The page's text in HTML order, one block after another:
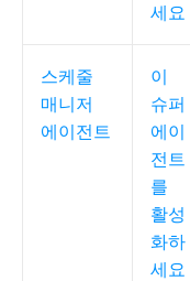
세요
스케줄
매니저
에이전트
이
슈퍼
에이
전트
를
활성
화하
세요